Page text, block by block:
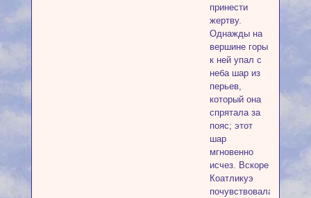
принести
жертву.
Однажды на
вершине горы
к ней упал с
неба шар из
перьев,
который она
спрятала за
пояс; этот
шар
мгновенно
исчез. Вскоре
Коатликуэ
почувствовала,